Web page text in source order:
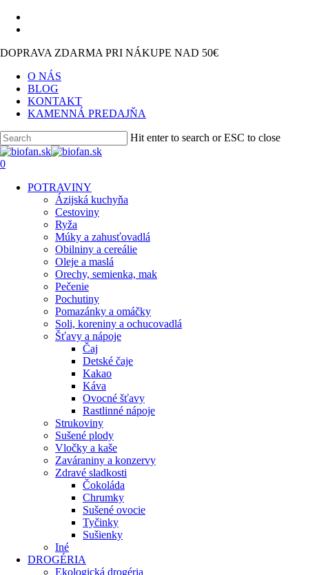
Skip
content
DOPRAVA ZDARMA PRI NÁKUPE NAD 50€
O NÁS
BLOG
KONTAKT
KAMENNÁ PREDAJŇA
Hit enter to search or ESC to close
Close
Search
search
0
POTRAVINY
Ázijská kuchyňa
Cestoviny
Ryža
Múky a zahusťovadlá
Obilniny a cereálie
Oleje a maslá
Orechy, semienka, mak
Pečenie
Pochutiny
Pomazánky a omáčky
Soli, koreniny a ochucovadlá
Šťavy a nápoje
Čaj
Detské čaje
Kakao
Káva
Ovocné šťavy
Rastlinné nápoje
Strukoviny
Sušené plody
Vločky a kaše
Zaváraniny a konzervy
Zdravé sladkosti
Čokoláda
Chrumky
Sušené ovocie
Tyčinky
Sušienky
Iné
DROGÉRIA
Ekologická drogéria